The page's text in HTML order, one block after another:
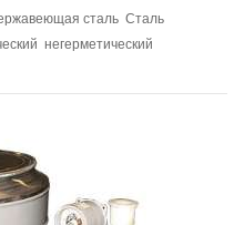
сталь Сталь
негерметический